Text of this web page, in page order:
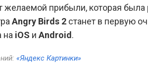
желаемой прибыли, которая была
Angry Birds 2 станет в первую
на iOS и Android.
«Яндекс Картинки»